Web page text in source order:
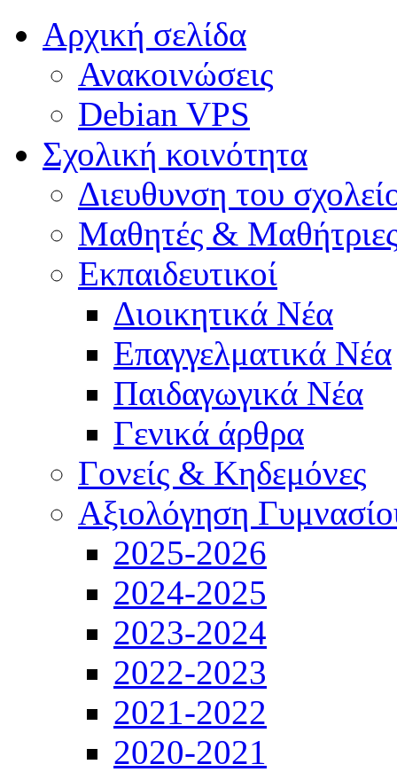
Αρχική σελίδα
Ανακοινώσεις
Debian VPS
Σχολική κοινότητα
Διευθυνση του
Μαθητές &
Εκπαιδευτικοί
Διοικητικά Νέα
Επαγγελματικά Νέα
Παιδαγωγικά Νέα
Γενικά άρθρα
Γονείς & Κηδεμόνες
Αξιολόγηση
2025-2026
2024-2025
2023-2024
2022-2023
2021-2022
2020-2021